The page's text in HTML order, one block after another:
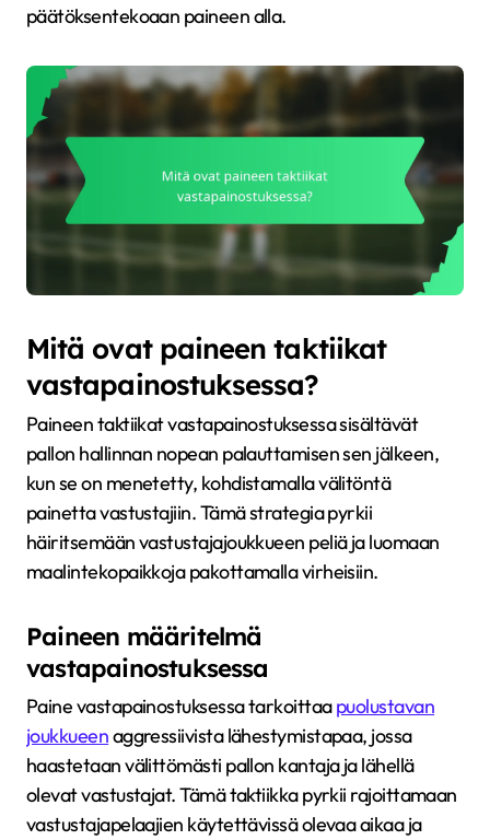
päätöksentekoaan paineen alla.
Mitä ovat paineen taktiikat
vastapainostuksessa?
Paineen taktiikat vastapainostuksessa sisältävät
pallon hallinnan nopean palauttamisen sen jälkeen,
kun se on menetetty, kohdistamalla välitöntä
painetta vastustajiin. Tämä strategia pyrkii
häiritsemään vastustajajoukkueen peliä ja luomaan
maalintekopaikkoja pakottamalla virheisiin.
Paineen määritelmä
vastapainostuksessa
Paine vastapainostuksessa tarkoittaapuolustavan
joukkueenaggressiivista lähestymistapaa, jossa
haastetaan välittömästi pallon kantaja ja lähellä
olevat vastustajat. Tämä taktiikka pyrkii rajoittamaan
vastustajapelaajien käytettävissä olevaa aikaa ja